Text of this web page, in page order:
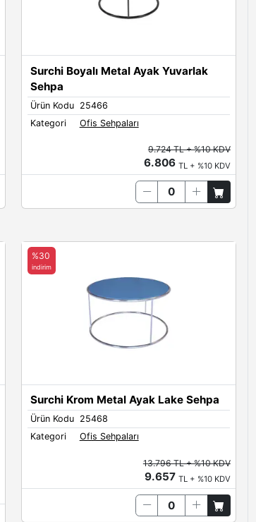
Surchi Boyalı Metal Ayak Yuvarlak
Sehpa
Ürün Kodu
25466
Kategori
Ofis Sehpaları
9.724 TL + %10 KDV
6.806 TL + %10 KDV
Surchi Krom Metal Ayak Lake Sehpa
Ürün Kodu
25468
Kategori
Ofis Sehpaları
%30
indirim
13.796 TL + %10 KDV
9.657 TL + %10 KDV